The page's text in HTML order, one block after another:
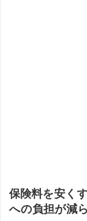
保険料を安く
への負担が減